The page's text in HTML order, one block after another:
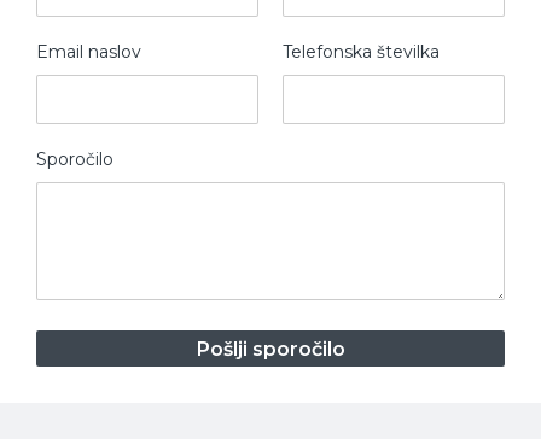
Email naslov Telefonska številka
Sporočilo
Pošlji sporočilo